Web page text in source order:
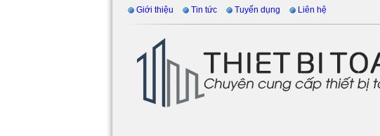
Giới thiệu Tin tức Tuyển dụng Liên hệ